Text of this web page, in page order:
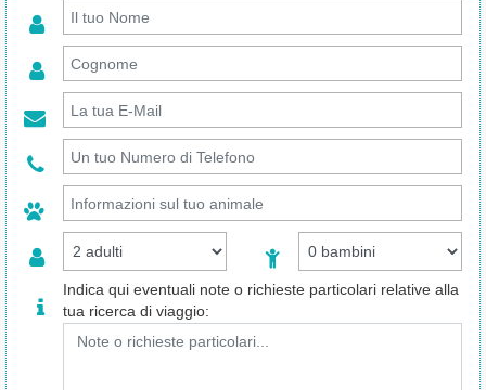
Indica qui eventuali note o richieste particolari relative alla
tua ricerca di viaggio: